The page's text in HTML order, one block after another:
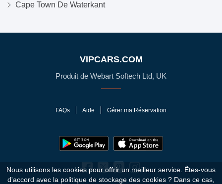
Cape Town De Waterkant
VIPCARS.COM
Produit de Webart Softech Ltd, UK
FAQs Aide Gérer ma Réservation
Nous utilisons les cookies pour offrir un meilleur service. Êtes-vous
d'accord avec la politique de stockage des cookies ? Dans ce cas,